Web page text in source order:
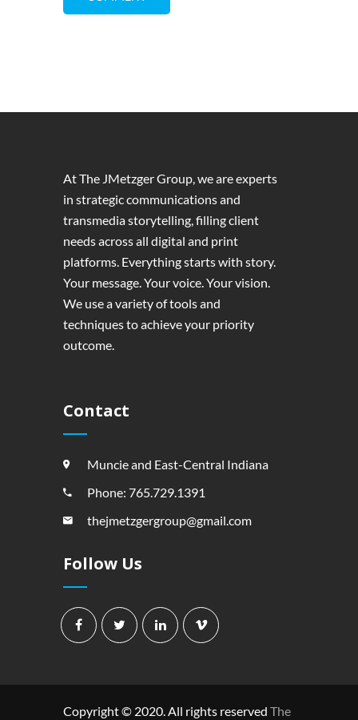
At The JMetzger Group, we are experts
in strategic communications and
transmedia storytelling, filling client
needs across all digital and print
platforms. Everything starts with story.
Your message. Your voice. Your vision.
We use a variety of tools and
techniques to achieve your priority
outcome.
Contact
Muncie and East-Central Indiana
Phone: 765.729.1391
thejmetzgergroup@gmail.com
Follow Us
Copyright © 2020. All rights reserved The